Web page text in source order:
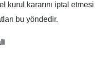
kurul kararını iptal etmesi
bu yöndedir.